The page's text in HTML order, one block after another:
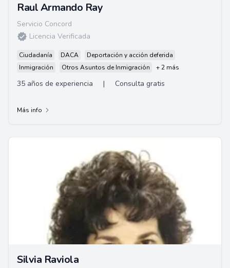
Raul Armando Ray
Servicio Concord
Licencia Verificada
Ciudadanía DACA
Deportación y acción deferida
Inmigración
Otros Asuntos de Inmigración + 2 más
35 años de experiencia | Consulta gratis
Más info
Silvia Raviola